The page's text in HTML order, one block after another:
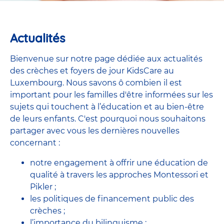
Actualités
Bienvenue sur notre page dédiée aux actualités
des crèches et foyers de jour KidsCare au
Luxembourg. Nous savons ô combien il est
important pour les familles d'être informées sur les
sujets qui touchent à l’éducation et au bien-être
de leurs enfants. C'est pourquoi nous souhaitons
partager avec vous les dernières nouvelles
concernant :
notre engagement à offrir une éducation de
qualité à travers les approches Montessori et
Pikler ;
les politiques de financement public des
crèches ;